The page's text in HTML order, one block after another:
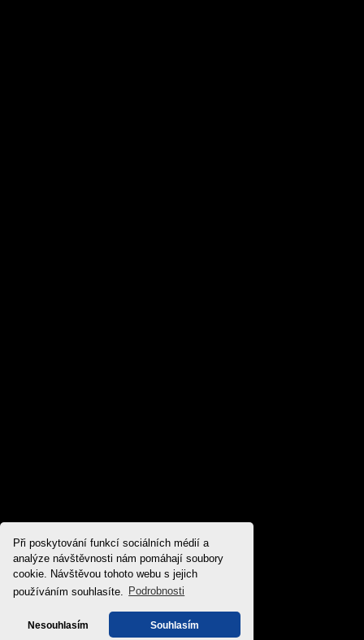
Při poskytování funkcí sociálních médií a
analýze návštěvnosti nám pomáhají soubory
cookie. Návštěvou tohoto webu s jejich
používáním souhlasíte.
Podrobnosti
Nesouhlasím Souhlasím